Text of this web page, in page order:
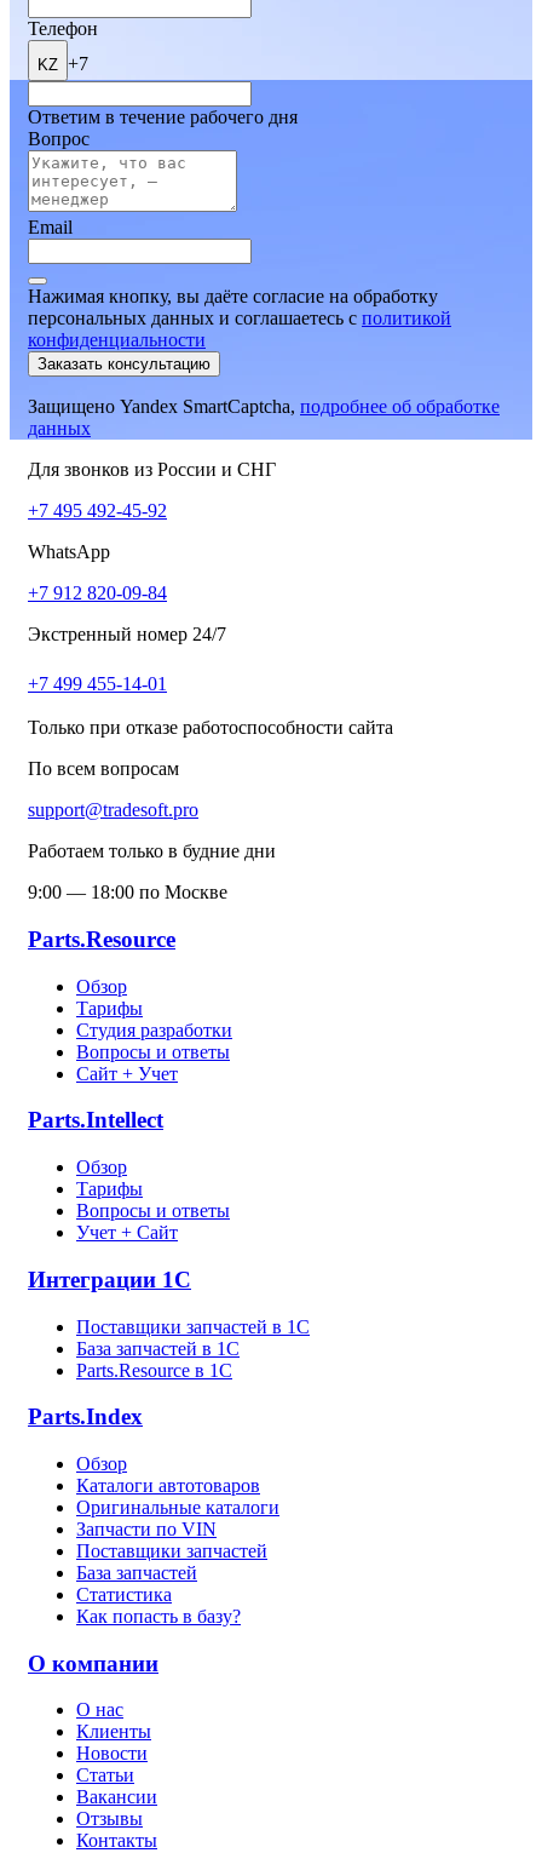
Телефон
KZ +7
Ответим в течение рабочего дня
Вопрос
Email
Нажимая кнопку, вы даёте согласие на обработку
персональных данных и соглашаетесь c политикой
конфиденциальности
Заказать консультацию
Защищено Yandex SmartCaptcha, подробнее об обработке
данных
Для звонков из России и СНГ
+7 495 492-45-92
WhatsApp
+7 912 820-09-84
Экстренный номер 24/7
+7 499 455-14-01
Только при отказе работоспособности сайта
По всем вопросам
support@tradesoft.pro
Работаем только в будние дни
9:00 — 18:00 по Москве
Parts.Resource
Обзор
Тарифы
Студия разработки
Вопросы и ответы
Сайт + Учет
Parts.Intellect
Обзор
Тарифы
Вопросы и ответы
Учет + Сайт
Интеграции 1С
Поставщики запчастей в 1C
База запчастей в 1С
Parts.Resource в 1C
Parts.Index
Обзор
Каталоги автотоваров
Оригинальные каталоги
Запчасти по VIN
Поставщики запчастей
База запчастей
Статистика
Как попасть в базу?
О компании
О нас
Клиенты
Новости
Статьи
Вакансии
Отзывы
Контакты